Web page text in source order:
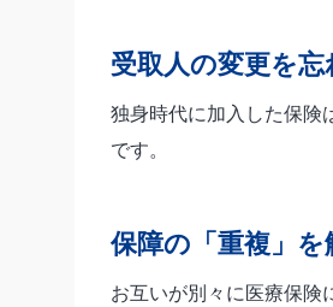
受取人の変更を
独身時代に加入した保険
です。
保障の「重複」を
お互いが別々に医療保険